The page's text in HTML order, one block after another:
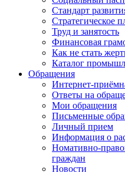
Стандарт
Стратегическое
Труд и занятость
Финансовая
Как не стать
Каталог
Обращения
Интернет-
Ответы на
Мои обращения
Письменные
Личный прием
Информация о
Номативно-
граждан
Новости